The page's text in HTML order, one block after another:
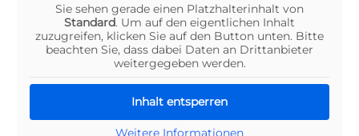
Sie sehen gerade einen Platzhalterinhalt von
Standard. Um auf den eigentlichen Inhalt
zuzugreifen, klicken Sie auf den Button unten. Bitte
beachten Sie, dass dabei Daten an Drittanbieter
weitergegeben werden.
Inhalt entsperren
Weitere Informationen